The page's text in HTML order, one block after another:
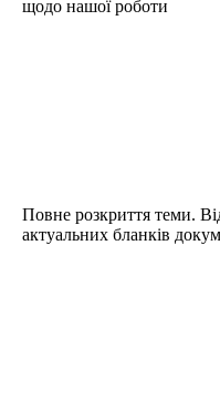
щодо нашої роботи
Повне розкриття теми.
актуальних бланків